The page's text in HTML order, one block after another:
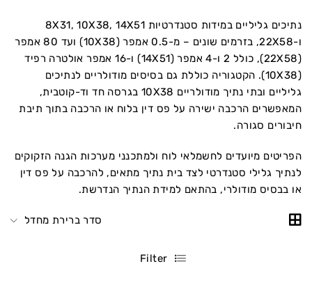
נתיכים גליליים במידות סטנדרטיות 8X31, 10X38, 14X51
ו-22X58, בזרמים שונים – מ-0.5 אמפר (10X38) ועד 80 אמפר
(22X58), כולל 2 ו-4 אמפר (14X51) ו-16 אמפר אולטרה רפיד
(10X38). הקטגוריה כוללת גם בסיסים מודולריים לנתיכים
גליליים ובתי נתיך מודולריים 10X38 בגרסה חד וד-קוטבית,
המאפשרים הרכבה ישירה על פס דין בלוח או הרכבה בתוך תיבת
חיבורים סגורה.
הפריטים מיועדים לחשמלאי לוח ולמתכנני מערכות הגנה הזקוקים
לנתיך גלילי סטנדרטי לצד בית נתיך מתאים, להרכבה על פס דין
או בבסיס מודולרי, בהתאם למידת הנתיך הנדרשת.
סדר ברירת מחדל
Filter